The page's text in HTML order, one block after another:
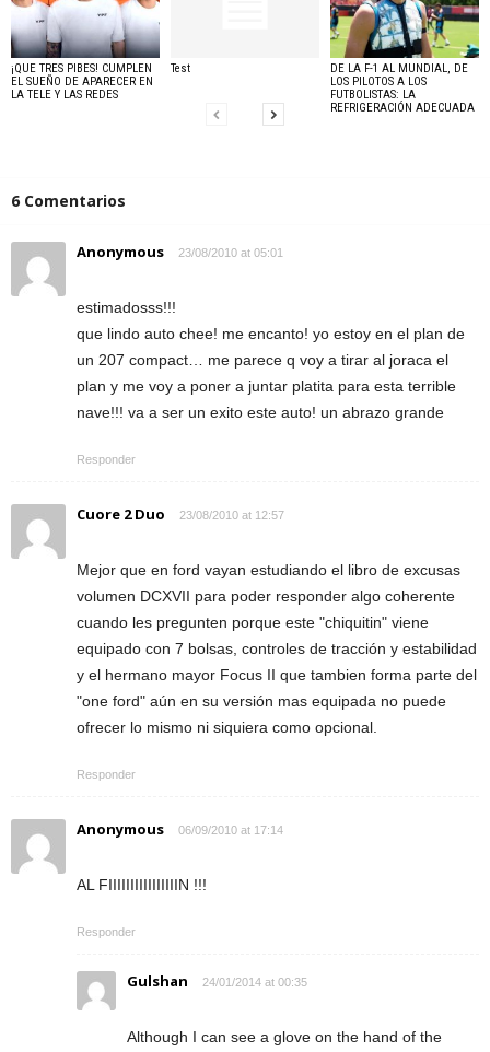
¡QUE TRES PIBES! CUMPLEN
EL SUEÑO DE APARECER EN
LA TELE Y LAS REDES
Test
DE LA F-1 AL MUNDIAL, DE
LOS PILOTOS A LOS
FUTBOLISTAS: LA
REFRIGERACIÓN ADECUADA
6 Comentarios
Anonymous 23/08/2010 at 05:01
estimadosss!!!
que lindo auto chee! me encanto! yo estoy en el plan de
un 207 compact… me parece q voy a tirar al joraca el
plan y me voy a poner a juntar platita para esta terrible
nave!!! va a ser un exito este auto! un abrazo grande
Responder
Cuore 2 Duo 23/08/2010 at 12:57
Mejor que en ford vayan estudiando el libro de excusas
volumen DCXVII para poder responder algo coherente
cuando les pregunten porque este "chiquitin" viene
equipado con 7 bolsas, controles de tracción y estabilidad
y el hermano mayor Focus II que tambien forma parte del
"one ford" aún en su versión mas equipada no puede
ofrecer lo mismo ni siquiera como opcional.
Responder
Anonymous 06/09/2010 at 17:14
AL FIIIIIIIIIIIIIIIIN !!!
Responder
Gulshan 24/01/2014 at 00:35
Although I can see a glove on the hand of the